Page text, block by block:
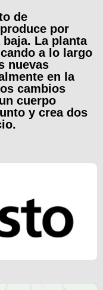
de
por
La planta
a lo largo
nuevas
en la
cambios
cuerpo
y crea dos